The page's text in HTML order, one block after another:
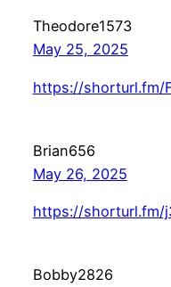
Theodore1573
May 25, 2025
https://shorturl.fm/
Brian656
May 26, 2025
https://shorturl.fm/
Bobby2826